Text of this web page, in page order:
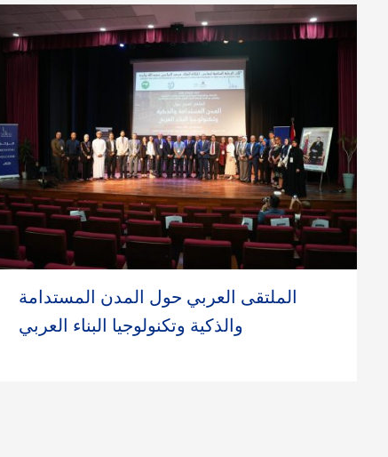
Lire la suite
الملتقى العربي حول المدن المستدامة
والذكية وتكنولوجيا البناء العربي